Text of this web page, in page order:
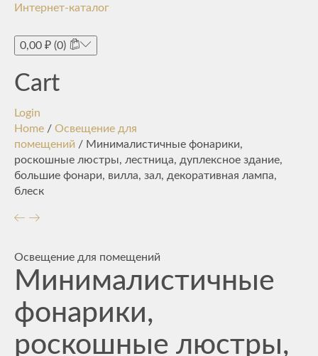
Интернет-каталог
0,00 ₽ (0)
Cart
Login
Home / Освещение для
помещений / Минималистичные фонарики,
роскошные люстры, лестница, дуплексное здание,
большие фонари, вилла, зал, декоративная лампа,
блеск
Освещение для помещений
Минималистичные
фонарики,
роскошные люстры,